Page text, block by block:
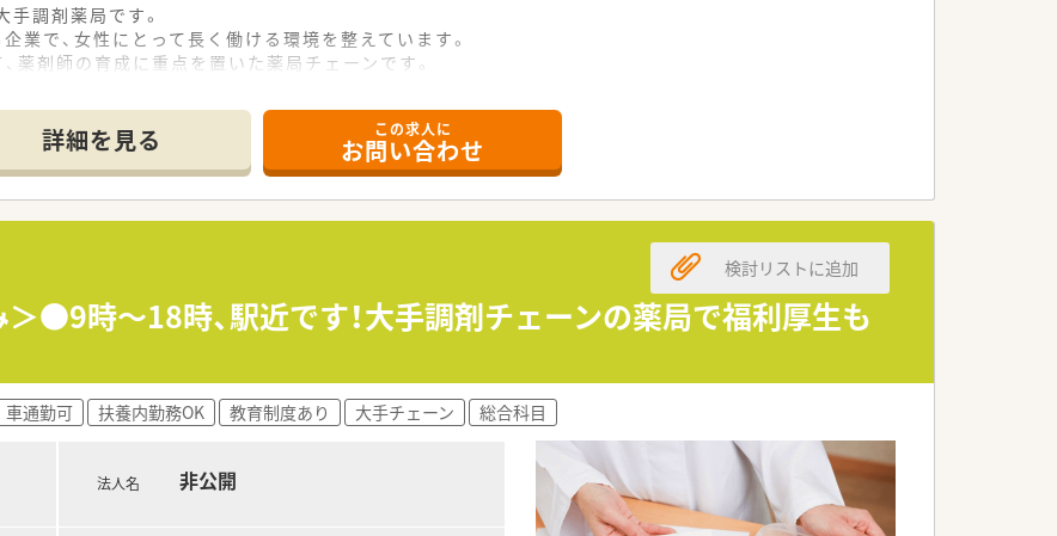
調剤薬局です。
業で、女性にとって長く働ける環境を整えています。
薬剤師の育成に重点を置いた薬局チェーンです。
詳細を見る この求人に
お問い合わせ
＞●9時～18時、駅近です！大手調剤チェーンの薬局で福利厚生も
検討リストに追加
車通勤可 扶養内勤務OK 教育制度あり 大手チェーン 総合科目
法人名 非公開